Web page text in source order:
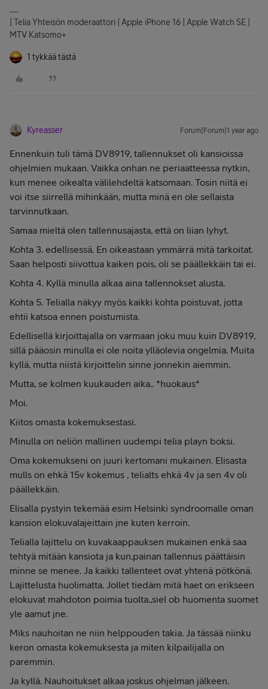
| Telia Yhteisön moderaattori | Apple iPhone 16 | Apple Watch SE |
MTV Katsomo+
1 tykkää tästä
Kyreasser Forum|Forum|1 year ago
Ennenkuin tuli tämä DV8919, tallennukset oli kansioissa
ohjelmien mukaan. Vaikka onhan ne periaatteessa nytkin,
kun menee oikealta välilehdeltä katsomaan. Tosin niitä ei
voi itse siirrellä mihinkään, mutta minä en ole sellaista
tarvinnutkaan.
Samaa mieltä olen tallennusajasta, että on liian lyhyt.
Kohta 3. edellisessä. En oikeastaan ymmärrä mitä tarkoitat.
Saan helposti siivottua kaiken pois, oli se päällekkäin tai ei.
Kohta 4. Kyllä minulla alkaa aina tallennokset alusta.
Kohta 5. Telialla näkyy myös kaikki kohta poistuvat, jotta
ehtii katsoa ennen poistumista.
Edellisellä kirjoittajalla on varmaan joku muu kuin DV8919,
sillä pääosin minulla ei ole noita ylläolevia ongelmia. Muita
kyllä, mutta niistä kirjoittelin sinne jonnekin aiemmin.
Mutta, se kolmen kuukauden aika.. *huokaus*
Moi.
Kiitos omasta kokemuksestasi.
Minulla on neliön mallinen uudempi telia playn boksi.
Oma kokemukseni on juuri kertomani mukainen. Elisasta
mulls on ehkä 15v kokemus , telialts ehkä 4v ja sen 4v oli
päällekkäin.
Elisalla pystyin tekemää esim Helsinki syndroomalle oman
kansion elokuvalajeittain jne kuten kerroin.
Telialla lajittelu on kuvakaappauksen mukainen enkä saa
tehtyä mitään kansiota ja kun,painan tallennus päättäisin
minne se menee. Ja kaikki tallenteet ovat yhtenä pötkönä.
Lajittelusta huolimatta. Jollet tiedäm mitä haet on erikseen
elokuvat mahdoton poimia tuolta.,siel ob huomenta suomet
yle aamut jne.
Miks nauhoitan ne niin helppouden takia. Ja tässää niinku
keron omasta kokemuksesta ja miten kilpailijalla on
paremmin.
Ja kyllä. Nauhoitukset alkaa joskus ohjelman jälkeen.